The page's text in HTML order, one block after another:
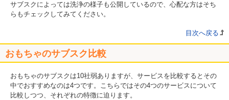
サブスクによっては洗浄の様子も公開しているので、心配な方はそち
らもチェックしてみてください。
目次へ戻る
おもちゃのサブスク比較
おもちゃのサブスクは10社弱ありますが、サービスを比較するとその
中でおすすめなのは4つです。こちらではその4つのサービスについて
比較しつつ、それぞれの特徴に迫ります。